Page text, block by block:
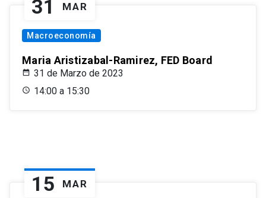
31 MAR
Macroeconomía
Maria Aristizabal-Ramirez, FED Board
31 de Marzo de 2023
14:00 a 15:30
15 MAR